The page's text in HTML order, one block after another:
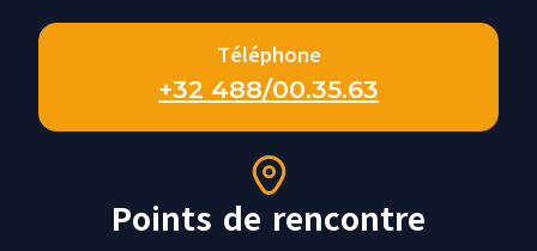
Téléphone
+32 488/00.35.63
Points de rencontre